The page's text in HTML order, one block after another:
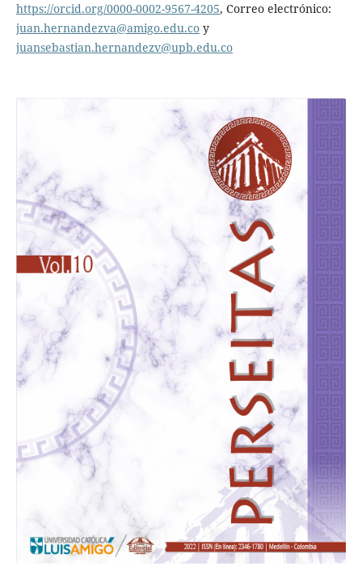
https://orcid.org/0000-0002-9567-4205, Correo electrónico:
juan.hernandezva@amigo.edu.coy
juansebastian.hernandezv@upb.edu.co